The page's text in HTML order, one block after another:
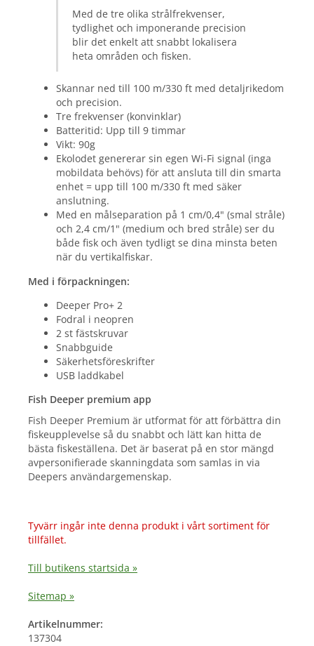
Med de tre olika strålfrekvenser,
tydlighet och imponerande precision
blir det enkelt att snabbt lokalisera
heta områden och fisken.
Skannar ned till 100 m/330 ft med detaljrikedom
och precision.
Tre frekvenser (konvinklar)
Batteritid: Upp till 9 timmar
Vikt: 90g
Ekolodet genererar sin egen Wi-Fi signal (inga
mobildata behövs) för att ansluta till din smarta
enhet = upp till 100 m/330 ft med säker
anslutning.
Med en målseparation på 1 cm/0,4" (smal stråle)
och 2,4 cm/1" (medium och bred stråle) ser du
både fisk och även tydligt se dina minsta beten
när du vertikalfiskar.
Med i förpackningen:
Deeper Pro+ 2
Fodral i neopren
2 st fästskruvar
Snabbguide
Säkerhetsföreskrifter
USB laddkabel
Fish Deeper premium app
Fish Deeper Premium är utformat för att förbättra din
fiskeupplevelse så du snabbt och lätt kan hitta de
bästa fiskeställena. Det är baserat på en stor mängd
avpersonifierade skanningdata som samlas in via
Deepers användargemenskap.
Tyvärr ingår inte denna produkt i vårt sortiment för
tillfället.
Till butikens startsida »
Sitemap »
Artikelnummer:
137304